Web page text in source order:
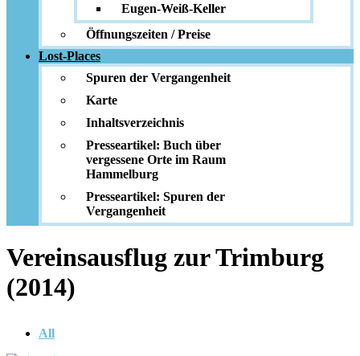
Eugen-Weiß-Keller
Öffnungszeiten / Preise
Lost-Places
Spuren der Vergangenheit
Karte
Inhaltsverzeichnis
Presseartikel: Buch über
vergessene Orte im Raum
Hammelburg
Presseartikel: Spuren der
Vergangenheit
Vereinsausflug zur Trimburg
(2014)
All